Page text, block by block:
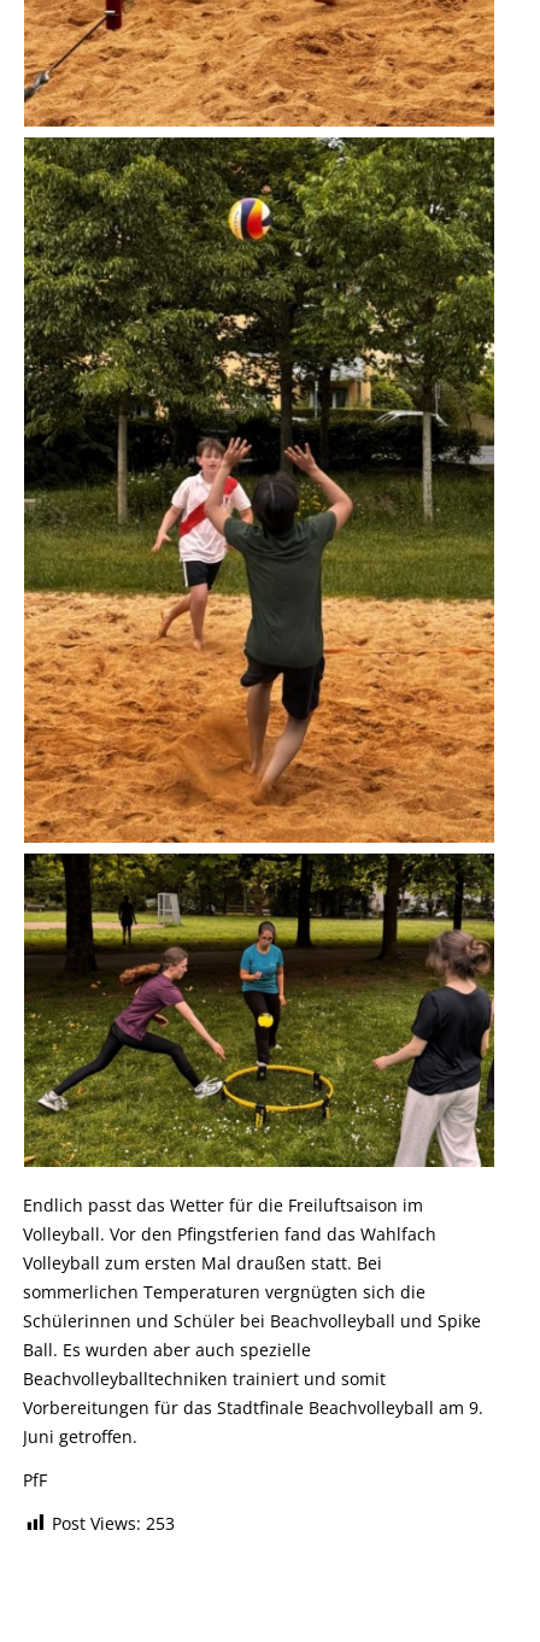
Endlich passt das Wetter für die Freiluftsaison im
Volleyball. Vor den Pfingstferien fand das Wahlfach
Volleyball zum ersten Mal draußen statt. Bei
sommerlichen Temperaturen vergnügten sich die
Schülerinnen und Schüler bei Beachvolleyball und Spike
Ball. Es wurden aber auch spezielle
Beachvolleyballtechniken trainiert und somit
Vorbereitungen für das Stadtfinale Beachvolleyball am 9.
Juni getroffen.
PfF
Post Views: 253